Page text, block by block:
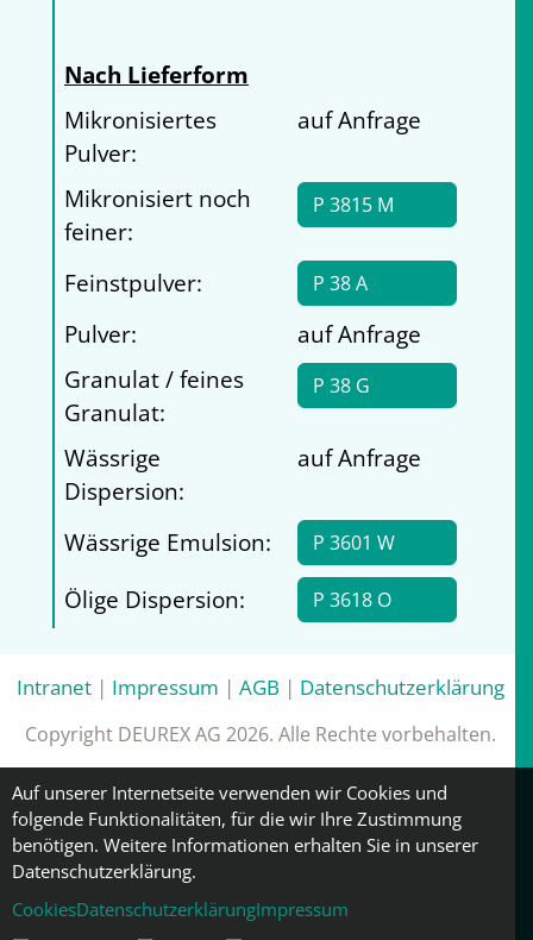
Nach Lieferform
Mikronisiertes
Pulver:
auf Anfrage
Mikronisiert noch
feiner:
P 3815 M
Feinstpulver: P 38 A
Pulver:
auf Anfrage
Granulat / feines
Granulat:
P 38 G
Wässrige
Dispersion:
auf Anfrage
Wässrige Emulsion: P 3601 W
Ölige Dispersion: P 3618 O
Intranet | Impressum | AGB | Datenschutzerklärung
Copyright DEUREX AG 2026. Alle Rechte vorbehalten.
Auf unserer Internetseite verwenden wir Cookies und
folgende Funktionalitäten, für die wir Ihre Zustimmung
benötigen. Weitere Informationen erhalten Sie in unserer
Datenschutzerklärung.
CookiesDatenschutzerklärungImpressum